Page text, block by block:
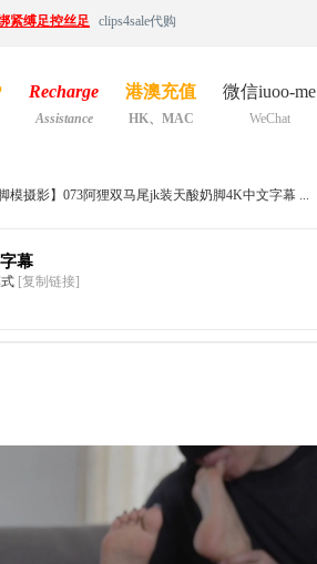
紧缚足控丝足 clips4sale代购
Recharge
Assistance
港澳充值
HK、MAC
微信iuoo-me
WeChat
脚模摄影】073阿狸双马尾jk装天酸奶脚4K中文字幕 ...
幕
[复制链接]